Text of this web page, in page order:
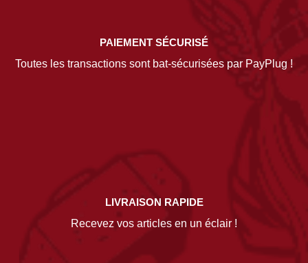
PAIEMENT SÉCURISÉ
Toutes les transactions sont bat-sécurisées par PayPlug !
LIVRAISON RAPIDE
Recevez vos articles en un éclair !